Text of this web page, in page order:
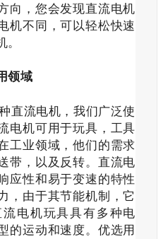
向，您会发现直流电机
机不同，可以轻松快速
领域
直流电机，我们广泛使
电机可用于玩具，工具
工业领域，他们的需求
带，以及反转。直流电
应性和易于变速的特性
，由于其节能机制，它
电机玩具具有多种电
的运动和速度。优选用